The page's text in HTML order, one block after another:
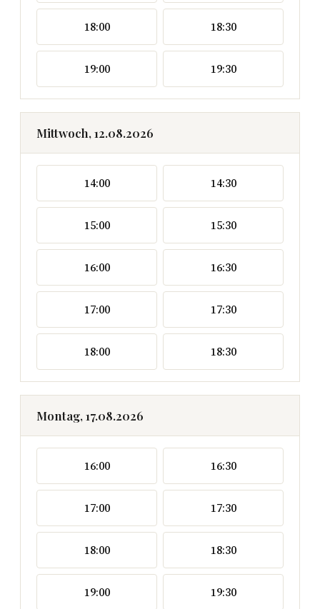
18:00 18:30
19:00 19:30
Mittwoch, 12.08.2026
14:00 14:30
15:00 15:30
16:00 16:30
17:00 17:30
18:00 18:30
Montag, 17.08.2026
16:00 16:30
17:00 17:30
18:00 18:30
19:00 19:30